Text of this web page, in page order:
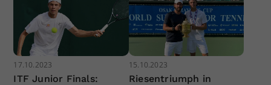
17.10.2023
ITF Junior Finals:
15.10.2023
Riesentriumph in